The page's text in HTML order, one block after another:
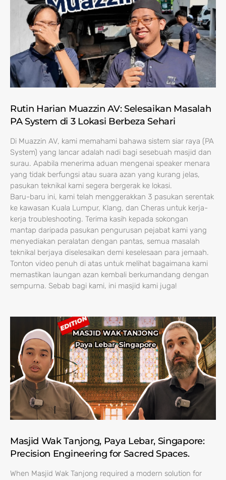
Rutin Harian Muazzin AV: Selesaikan Masalah
PA System di 3 Lokasi Berbeza Sehari
Di Muazzin AV, kami memahami bahawa sistem siar raya (PA
System) yang lancar adalah nadi bagi sesebuah masjid dan
surau. Apabila menerima aduan mengenai speaker menara
yang tidak berfungsi atau suara azan yang kurang jelas,
pasukan teknikal kami segera bergerak ke lokasi.
Baru-baru ini, kami telah menggerakkan 3 pasukan serentak
ke kawasan Kuala Lumpur, Klang, dan Cheras untuk kerja-
kerja troubleshooting. Terima kasih kepada sokongan
mantap daripada pasukan pengurusan pejabat kami yang
menyediakan peralatan dengan pantas, semua masalah
teknikal berjaya diselesaikan demi keselesaan para jemaah.
Tonton video penuh di atas untuk melihat bagaimana kami
memastikan laungan azan kembali berkumandang dengan
sempurna. Sebab bagi kami, ini masjid kami juga!
Masjid Wak Tanjong, Paya Lebar, Singapore:
Precision Engineering for Sacred Spaces.
When Masjid Wak Tanjong required a modern solution for